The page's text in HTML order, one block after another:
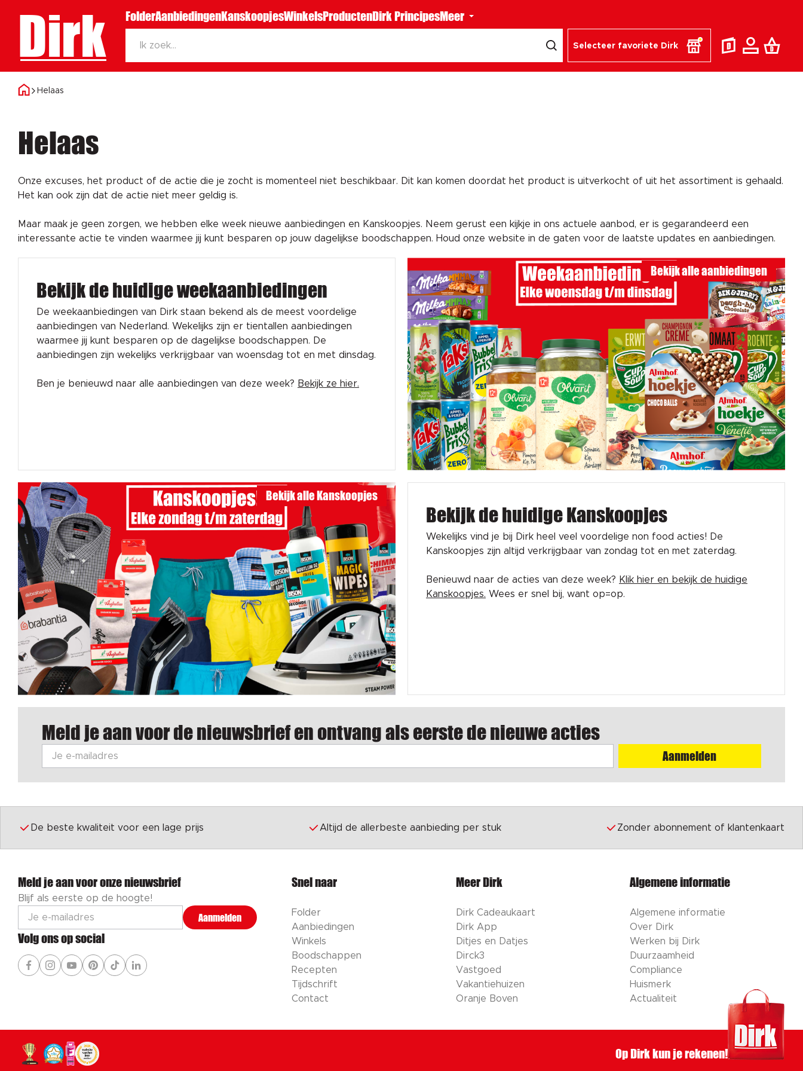
Dirk FolderAanbiedingenKanskoopjesWinkelsProductenDirk PrincipesMeer
Selecteer favoriete Dirk
Helaas
Helaas
Onze excuses, het product of de actie die je zocht is momenteel niet beschikbaar. Dit kan komen doordat het product is uitverkocht of uit het assortiment is gehaald.
Het kan ook zijn dat de actie niet meer geldig is.
Maar maak je geen zorgen, we hebben elke week nieuwe aanbiedingen en Kanskoopjes. Neem gerust een kijkje in ons actuele aanbod, er is gegarandeerd een
interessante actie te vinden waarmee jij kunt besparen op jouw dagelijkse boodschappen. Houd onze website in de gaten voor de laatste updates en aanbiedingen.
Bekijk de huidige weekaanbiedingen
De weekaanbiedingen van Dirk staan bekend als de meest voordelige
aanbiedingen van Nederland. Wekelijks zijn er tientallen aanbiedingen
waarmee jij kunt besparen op de dagelijkse boodschappen. De
aanbiedingen zijn wekelijks verkrijgbaar van woensdag tot en met dinsdag.
Ben je benieuwd naar alle aanbiedingen van deze week? Bekijk ze hier.
Bekijk alle aanbiedingen
Bekijk alle Kanskoopjes
Bekijk de huidige Kanskoopjes
Wekelijks vind je bij Dirk heel veel voordelige non food acties! De
Kanskoopjes zijn altijd verkrijgbaar van zondag tot en met zaterdag.
Benieuwd naar de acties van deze week? Klik hier en bekijk de huidige
Kanskoopjes. Wees er snel bij, want op=op.
Meld je aan voor de nieuwsbrief en ontvang als eerste de nieuwe acties
Aanmelden
De beste kwaliteit voor een lage prijs Altijd de allerbeste aanbieding per stuk Zonder abonnement of klantenkaart
Meld je aan voor onze nieuwsbrief
Blijf als eerste op de hoogte!
Aanmelden
Volg ons op social
Snel naar
Folder
Aanbiedingen
Winkels
Boodschappen
Recepten
Tijdschrift
Contact
Meer Dirk
Dirk Cadeaukaart
Dirk App
Ditjes en Datjes
Dirck3
Vastgoed
Vakantiehuizen
Oranje Boven
Algemene informatie
Algemene informatie
Over Dirk
Werken bij Dirk
Duurzaamheid
Compliance
Huismerk
Actualiteit
Op Dirk kun je rekenen!